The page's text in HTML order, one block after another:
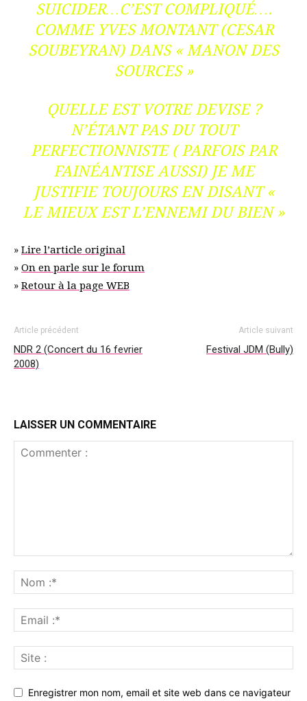
SUICIDER…C’EST COMPLIQUÉ….
COMME YVES MONTANT (CESAR
SOUBEYRAN) DANS « MANON DES
SOURCES »
QUELLE EST VOTRE DEVISE ?
N’ÉTANT PAS DU TOUT
PERFECTIONNISTE ( PARFOIS PAR
FAINÉANTISE AUSSI) JE ME
JUSTIFIE TOUJOURS EN DISANT «
LE MIEUX EST L’ENNEMI DU BIEN »
» Lire l’article original
» On en parle sur le forum
» Retour à la page WEB
Article précédent
NDR 2 (Concert du 16 fevrier
2008)
Article suivant
Festival JDM (Bully)
LAISSER UN COMMENTAIRE
Enregistrer mon nom, email et site web dans ce navigateur